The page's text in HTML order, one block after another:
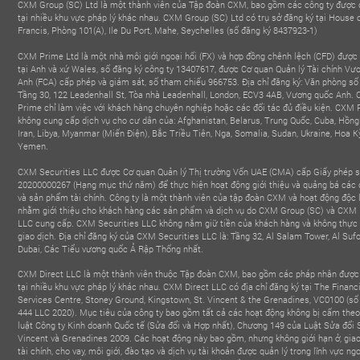
CXM Group (SC) Ltd là một thành viên của Tập đoàn CXM, bao gồm các công ty được
tại nhiều khu vực pháp lý khác nhau. CXM Group (SC) Ltd có trụ sở đăng ký tại House
Francis, Phòng 101(A), Ile Du Port, Mahe, Seychelles (số đăng ký 8437923-1)
CXM Prime Ltd là một nhà môi giới ngoại hối (FX) và hợp đồng chênh lệch (CFD) được
tại Anh và xứ Wales, số đăng ký công ty 13407617, được Cơ quan Quản lý Tài chính
Anh (FCA) cấp phép và giám sát, số tham chiếu 966753. Địa chỉ đăng ký: Văn phòng số
Tầng 30, 122 Leadenhall St, Tòa nhà Leadenhall, London, ECV3 4AB, Vương quốc Anh.
Prime chỉ làm việc với khách hàng chuyên nghiệp hoặc các đối tác đủ điều kiện. CXM
không cung cấp dịch vụ cho cư dân của: Afghanistan, Belarus, Trung Quốc, Cuba,
Iran, Libya, Myanmar (Miến Điện), Bắc Triều Tiên, Nga, Somalia, Sudan, Ukraine, Hoa
Yemen.
CXM Securities LLC được Cơ quan Quản lý Thị trường Vốn UAE (CMA) cấp Giấy phép
20200000267 (Hạng mục thứ năm) để thực hiện hoạt động giới thiệu và quảng bá các
và sản phẩm tài chính. Công ty là một thành viên của tập đoàn CXM và hoạt động độc
nhằm giới thiệu cho khách hàng các sản phẩm và dịch vụ do CXM Group (SC) và
LLC cung cấp. CXM Securities LLC không nắm giữ tiền của khách hàng và không thực
giao dịch. Địa chỉ đăng ký của CXM Securities LLC là: Tầng 32, Al Salam Tower, Al
Dubai, Các Tiểu vương quốc Ả Rập Thống nhất.
CXM Direct LLC là một thành viên thuộc Tập đoàn CXM, bao gồm các pháp nhân
tại nhiều khu vực pháp lý khác nhau. CXM Direct LLC có địa chỉ đăng ký tại The
Services Centre, Stoney Ground, Kingstown, St. Vincent & the Grenadines, VC0100 (số
444 LLC 2020). Mục tiêu của công ty bao gồm tất cả các hoạt động không bị cấm
luật Công ty Kinh doanh Quốc tế (Sửa đổi và Hợp nhất), Chương 149 của Luật Sửa đổi
Vincent và Grenadines 2009. Các hoạt động này bao gồm, nhưng không giới hạn ở,
tài chính, cho vay, môi giới, đào tạo và dịch vụ tài khoản được quản lý trong lĩnh vực